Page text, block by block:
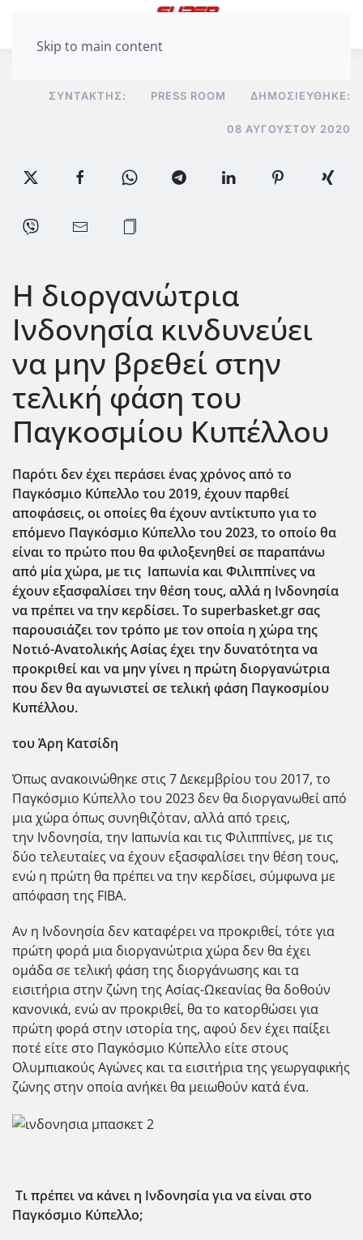
Skip to main content
ΣΥΝΤΆΚΤΗΣ: PRESS ROOM ΔΗΜΟΣΙΕΎΘΗΚΕ:
08 ΑΥΓΟΎΣΤΟΥ 2020
Η διοργανώτρια
Ινδονησία κινδυνεύει
να μην βρεθεί στην
τελική φάση του
Παγκοσμίου Κυπέλλου
Παρότι δεν έχει περάσει ένας χρόνος από το
Παγκόσμιο Κύπελλο του 2019, έχουν παρθεί
αποφάσεις, οι οποίες θα έχουν αντίκτυπο για το
επόμενο Παγκόσμιο Κύπελλο του 2023, το οποίο θα
είναι το πρώτο που θα φιλοξενηθεί σε παραπάνω
από μία χώρα, με τις Ιαπωνία και Φιλιππίνες να
έχουν εξασφαλίσει την θέση τους, αλλά η Ινδονησία
να πρέπει να την κερδίσει. Το superbasket.gr σας
παρουσιάζει τον τρόπο με τον οποία η χώρα της
Νοτιό-Ανατολικής Ασίας έχει την δυνατότητα να
προκριθεί και να μην γίνει η πρώτη διοργανώτρια
που δεν θα αγωνιστεί σε τελική φάση Παγκοσμίου
Κυπέλλου.
του Άρη Κατσίδη
Όπως ανακοινώθηκε στις 7 Δεκεμβρίου του 2017, το
Παγκόσμιο Κύπελλο του 2023 δεν θα διοργανωθεί από
μια χώρα όπως συνηθιζόταν, αλλά από τρεις,
την Ινδονησία, την Ιαπωνία και τις Φιλιππίνες, με τις
δύο τελευταίες να έχουν εξασφαλίσει την θέση τους,
ενώ η πρώτη θα πρέπει να την κερδίσει, σύμφωνα με
απόφαση της FIBA.
Αν η Ινδονησία δεν καταφέρει να προκριθεί, τότε για
πρώτη φορά μια διοργανώτρια χώρα δεν θα έχει
ομάδα σε τελική φάση της διοργάνωσης και τα
εισιτήρια στην ζώνη της Ασίας-Ωκεανίας θα δοθούν
κανονικά, ενώ αν προκριθεί, θα το κατορθώσει για
πρώτη φορά στην ιστορία της, αφού δεν έχει παίξει
ποτέ είτε στο Παγκόσμιο Κύπελλο είτε στους
Ολυμπιακούς Αγώνες και τα εισιτήρια της γεωργαφικής
ζώνης στην οποία ανήκει θα μειωθούν κατά ένα.
Τι πρέπει να κάνει η Ινδονησία για να είναι στο
Παγκόσμιο Κύπελλο;